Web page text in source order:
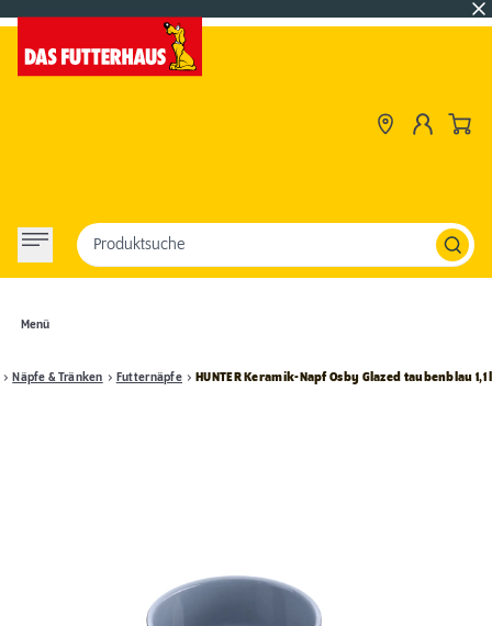
Menü
Produktsuche
Näpfe & Tränken Futternäpfe HUNTER Keramik-Napf Osby Glazed taubenblau 1,1 l